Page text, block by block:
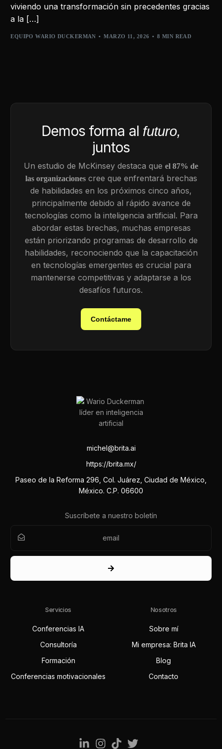
viviendo una transformación sin precedentes gracias
a la […]
EQUIPO WARIO DUCKERMAN MARZO 11, 2026 8 MIN READ
Demos forma al futuro,
juntos
Un estudio de McKinsey destaca que el 87% de
las organizacionescree que enfrentará brechas
de habilidades en los próximos cinco años,
principalmente debido al rápido avance de
tecnologías como la inteligencia artificial. Para
abordar estas brechas, muchas empresas
están priorizando programas de desarrollo de
habilidades, reconociendo que la capacitación
en tecnologías emergentes es crucial para
mantenerse competitivas y adaptarse a los
desafíos futuros.
Contáctame
michel@brita.ai
https://brita.mx/
Paseo de la Reforma 296, Col. Juárez, Ciudad de México,
México. C.P. 06600
Suscríbete a nuestro boletín
Servicios
Conferencias IA
Consultoría
Formación
Conferencias motivacionales
Nosotros
Sobre mí
Mi empresa: Brita IA
Blog
Contacto